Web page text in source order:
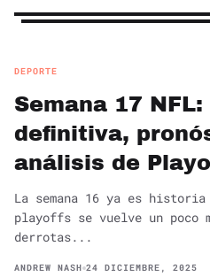
DEPORTE
Semana 17
definitiva,
análisis de
La semana 16 ya es
playoffs se vuelve un poco
derrotas...
ANDREW NASH 24 DICIEMBRE, 2025